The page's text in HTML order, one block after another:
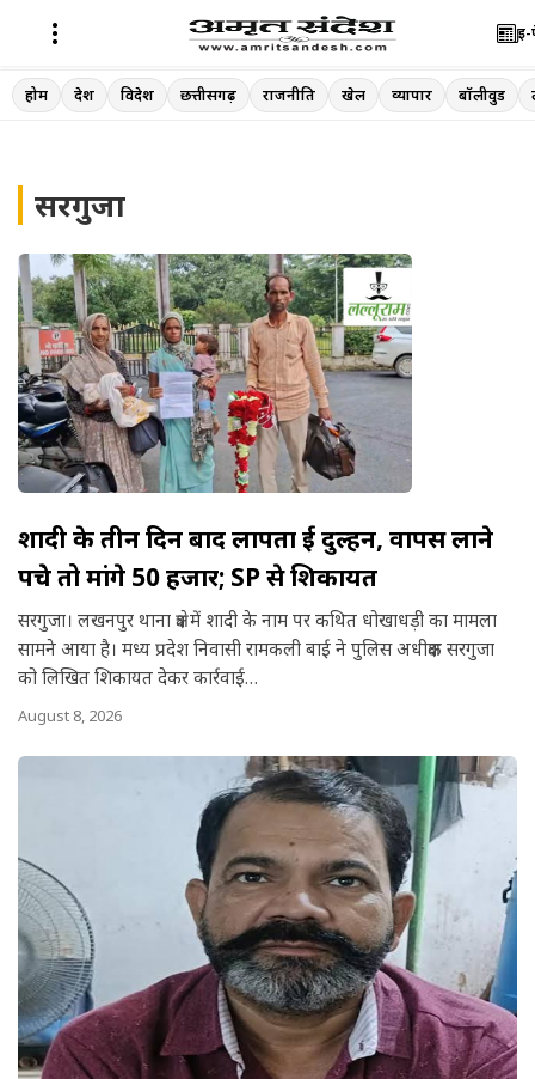
Skip
to
ई-
होम देश विदेश छत्तीसगढ़ राजनीति खेल व्यापार बॉलीवुड
सरगुजा
शादी के तीन दिन बाद लापता हुई दुल्हन, वापस लाने
पहुंचे तो मांगे 50 हजार; SP से शिकायत
सरगुजा। लखनपुर थाना क्षेत्र में शादी के नाम पर कथित धोखाधड़ी का मामला
सामने आया है। मध्य प्रदेश निवासी रामकली बाई ने पुलिस अधीक्षक सरगुजा
को लिखित शिकायत देकर कार्रवाई…
August 8, 2026